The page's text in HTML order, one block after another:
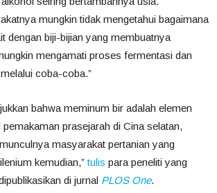
mungkin tidak mengetahui bagaimana
dengan biji-bijian yang membuatnya
mengamati proses fermentasi dan
coba-coba.”
bahwa meminum bir adalah elemen
prasejarah di Cina selatan,
masyarakat pertanian yang
kemudian,”tulis para peneliti yang
di jurnal PLOS One.